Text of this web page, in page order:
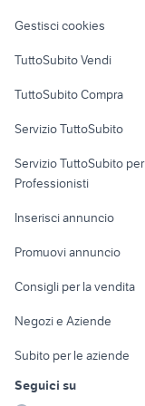
Informatica
Console e
Fotografia
Telefonia
Gestisci cookies
TuttoSubito Vendi
TuttoSubito Compra
Servizio TuttoSubito
Servizio TuttoSubito per
Professionisti
Inserisci annuncio
Promuovi annuncio
Consigli per la vendita
Negozi e Aziende
Subito per le aziende
Seguici su